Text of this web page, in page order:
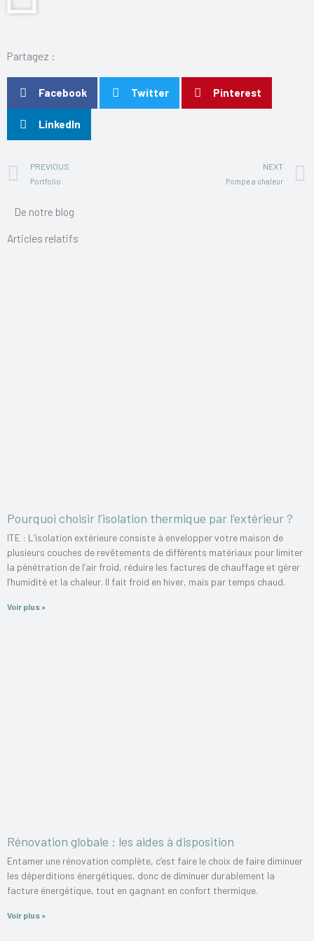
Partagez :
Facebook Twitter Pinterest
LinkedIn
Précédent
PREVIOUS
Portfolio
NEXT
Pompe a chaleur
De notre blog
Articles relatifs
Pourquoi choisir l’isolation thermique par l’extérieur ?
ITE : L’isolation extérieure consiste à envelopper votre maison de
plusieurs couches de revêtements de différents matériaux pour limiter
la pénétration de l’air froid, réduire les factures de chauffage et gérer
l’humidité et la chaleur. Il fait froid en hiver, mais par temps chaud.
Voir plus »
Rénovation globale : les aides à disposition
Entamer une rénovation complète, c’est faire le choix de faire diminuer
les déperditions énergétiques, donc de diminuer durablement la
facture énergétique, tout en gagnant en confort thermique.
Voir plus »